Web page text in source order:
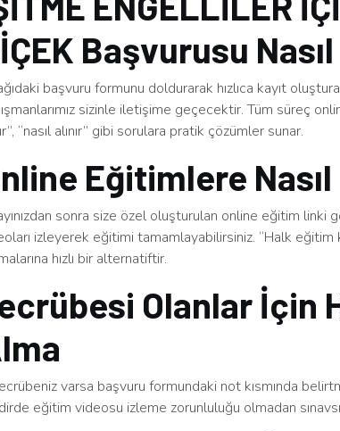
Başvurusu Nasıl
başvuru formunu doldurarak hızlıca kayıt
sizinle iletişime geçecektir. Tüm süreç
“nasıl alınır” gibi sorulara pratik çözümler sunar.
Eğitimlere Nasıl
sonra size özel oluşturulan online eğitim linki
izleyerek eğitimi tamamlayabilirsiniz. “Halk eğitim
hızlı bir alternatiftir.
Olanlar İçin
varsa başvuru formundaki not kısmında
eğitim videosu izleme zorunluluğu olmadan